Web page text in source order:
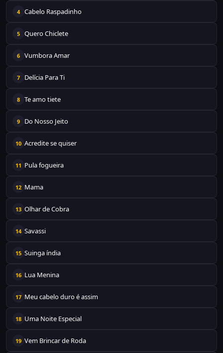
4 Cabelo Raspadinho
5 Quero Chiclete
6 Vumbora Amar
7 Delícia Para Ti
8 Te amo tiete
9 Do Nosso Jeito
10 Acredite se quiser
11 Pula fogueira
12 Mama
13 Olhar de Cobra
14 Savassi
15 Suinga índia
16 Lua Menina
17 Meu cabelo duro é assim
18 Uma Noite Especial
19 Vem Brincar de Roda